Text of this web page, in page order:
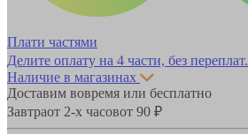
Плати частями
Делите оплату на 4 части, без переплат.
Наличие в магазинах
Доставим вовремя или бесплатно
Завтраот 2-х часовот 90 ₽